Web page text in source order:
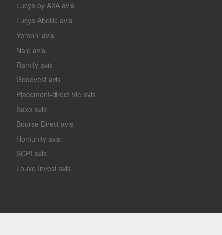
Lucya by AXA avis
Lucya Abeille avis
Yomoni avis
Nalo avis
Ramify avis
Goodvest avis
Placement-direct Vie avis
Saxo avis
Bourse Direct avis
Homunity avis
SCPI avis
Louve Invest avis